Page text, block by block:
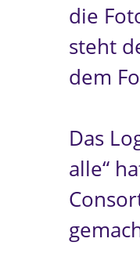
die
steht
dem
Das
alle“